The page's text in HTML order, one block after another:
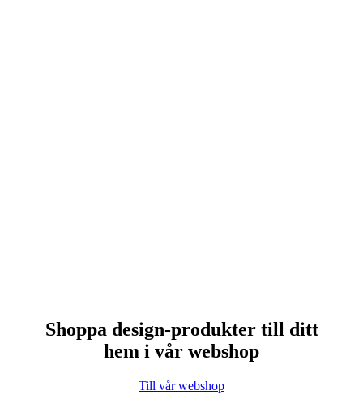
Shoppa design-produkter till ditt
hem i vår webshop
Till vår webshop